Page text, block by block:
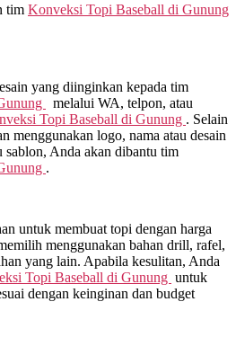
tim Konveksi Topi Baseball di Gunung
yang diinginkan kepada tim
melalui WA, telpon, atau
Topi Baseball di Gunung . Selain
menggunakan logo, nama atau desain
sablon, Anda akan dibantu tim
.
untuk membuat topi dengan harga
menggunakan bahan drill, rafel,
yang lain. Apabila kesulitan, Anda
Topi Baseball di Gunung untuk
dengan keinginan dan budget